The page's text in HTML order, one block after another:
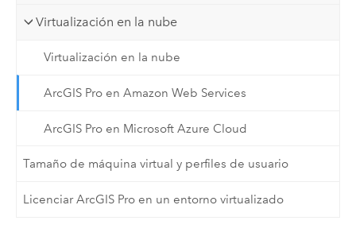
Virtualización en la nube
Virtualización en la nube
ArcGIS Pro en Amazon Web Services
ArcGIS Pro en Microsoft Azure Cloud
Tamaño de máquina virtual y perfiles de usuario
Licenciar ArcGIS Pro en un entorno virtualizado